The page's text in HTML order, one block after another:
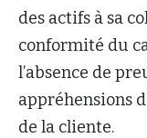
des actifs à sa
conformité du
l’absence de
appréhensions
de la cliente.